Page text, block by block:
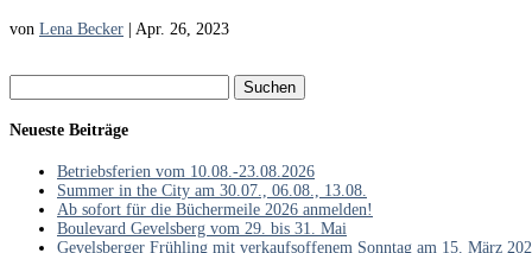
von Lena Becker Apr. 26, 2023
nach:
Neueste Beiträge
Betriebsferien vom 10.08.-23.08.2026
Summer in the City am 30.07., 06.08., 13.08.
Ab sofort für die Büchermeile 2026 anmelden!
Boulevard Gevelsberg vom 29. bis 31. Mai
Gevelsberger Frühling mit verkaufsoffenem Sonntag am 15. März